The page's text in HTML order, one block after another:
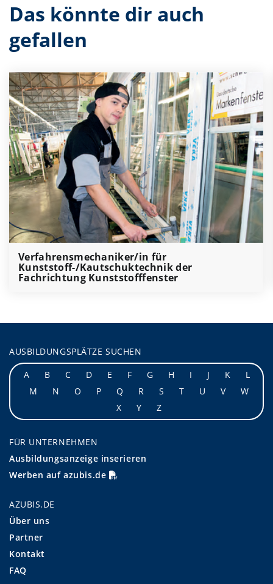
Das könnte dir auch
gefallen
Verfahrensmechaniker/in für
Kunststoff-/Kautschuktechnik der
Fachrichtung Kunststofffenster
AUSBILDUNGSPLÄTZE SUCHEN
A
B C D E F G H I J K
L
M
N O P Q R S T U V
W
X
Y Z
FÜR UNTERNEHMEN
Ausbildungsanzeige inserieren
Werben auf azubis.de
AZUBIS.DE
Über uns
Partner
Kontakt
FAQ